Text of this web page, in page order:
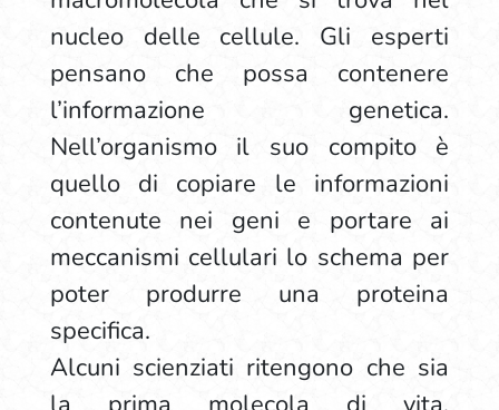
nucleo delle cellule. Gli esperti
pensano che possa contenere
l’informazione genetica.
Nell’organismo il suo compito è
quello di copiare le informazioni
contenute nei geni e portare ai
meccanismi cellulari lo schema per
poter produrre una proteina
specifica.
Alcuni scienziati ritengono che sia